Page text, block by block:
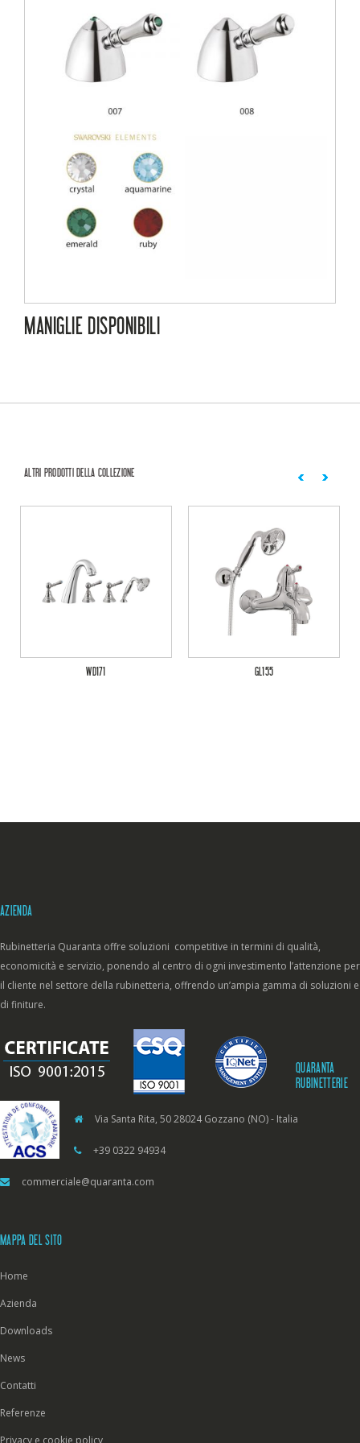
MANIGLIE DISPONIBILI
ALTRI PRODOTTI DELLA COLLEZIONE
WD171 GL155
AZIENDA
Rubinetteria Quaranta offre soluzioni competitive in termini di qualità,
economicità e servizio, ponendo al centro di ogni investimento l’attenzione per
il cliente nel settore della rubinetteria, offrendo un’ampia gamma di soluzioni e
di finiture.
QUARANTA
RUBINETTERIE
Via Santa Rita, 50 28024 Gozzano (NO) - Italia
+39 0322 94934
commerciale@quaranta.com
MAPPA DEL SITO
Home
Azienda
Downloads
News
Contatti
Referenze
Privacy e cookie policy